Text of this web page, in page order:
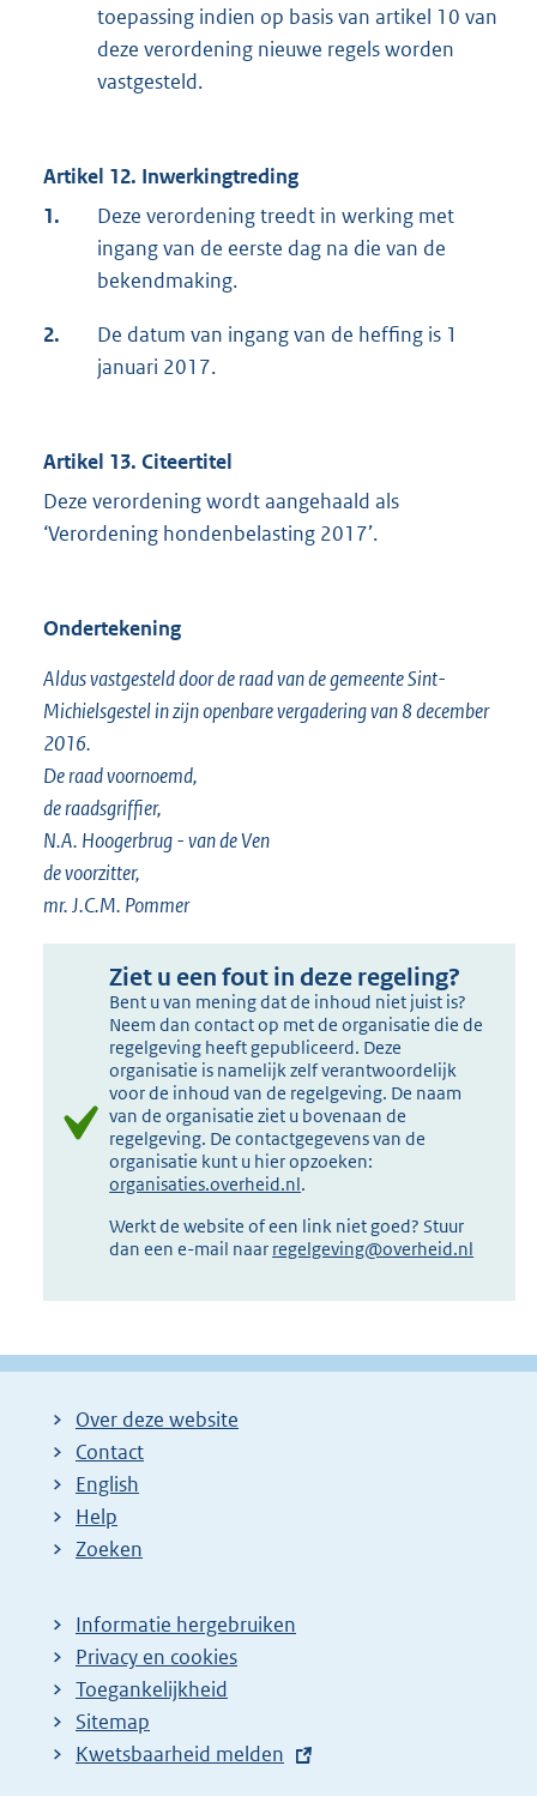
toepassing indien op basis van artikel 10 van
deze verordening nieuwe regels worden
vastgesteld.
Artikel 12. Inwerkingtreding
1.
Deze verordening treedt in werking met
ingang van de eerste dag na die van de
bekendmaking.
2.
De datum van ingang van de heffing is 1
januari 2017.
Artikel 13. Citeertitel
Deze verordening wordt aangehaald als
‘Verordening hondenbelasting 2017’.
Ondertekening
Aldus vastgesteld door de raad van de gemeente Sint-
Michielsgestel in zijn openbare vergadering van 8 december
2016.
De raad voornoemd,
de raadsgriffier,
N.A. Hoogerbrug - van de Ven
de voorzitter,
mr. J.C.M. Pommer
Ziet u een fout in deze regeling?
Bent u van mening dat de inhoud niet juist is?
Neem dan contact op met de organisatie die de
regelgeving heeft gepubliceerd. Deze
organisatie is namelijk zelf verantwoordelijk
voor de inhoud van de regelgeving. De naam
van de organisatie ziet u bovenaan de
regelgeving. De contactgegevens van de
organisatie kunt u hier opzoeken:
organisaties.overheid.nl.
Werkt de website of een link niet goed? Stuur
dan een e-mail naar regelgeving@overheid.nl
Over deze website
Contact
English
Help
Zoeken
Informatie hergebruiken
Privacy en cookies
Toegankelijkheid
Sitemap
E
Kwetsbaarheid melden